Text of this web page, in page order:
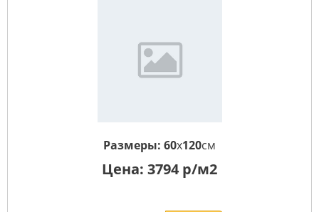
Размеры: 60x120см
Цена: 3794 р/м2